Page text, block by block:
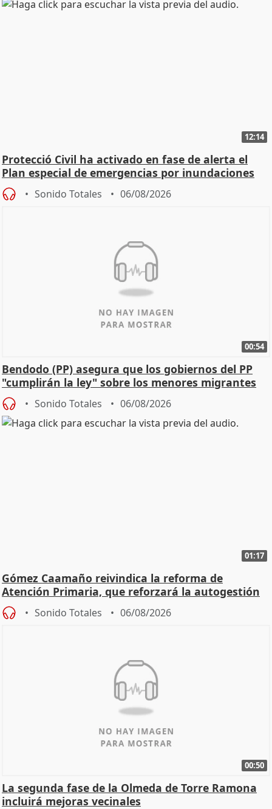
12:14
Protecció Civil ha activado en fase de alerta el
Plan especial de emergencias por inundaciones
Sonido Totales 06/08/2026
00:54
Bendodo (PP) asegura que los gobiernos del PP
"cumplirán la ley" sobre los menores migrantes
Sonido Totales 06/08/2026
01:17
Gómez Caamaño reivindica la reforma de
Atención Primaria, que reforzará la autogestión
Sonido Totales 06/08/2026
00:50
La segunda fase de la Olmeda de Torre Ramona
incluirá mejoras vecinales